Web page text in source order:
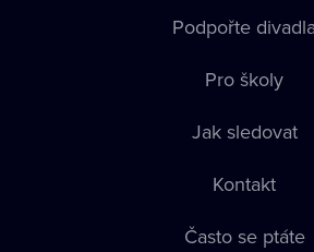
Podpořte divadla
Pro školy
Jak sledovat
Kontakt
Často se ptáte